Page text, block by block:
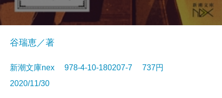
谷瑞恵／著
新潮文庫nex 978-4-10-180207-7 737円
2020/11/30